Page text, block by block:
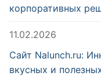
корпоративных
11.02.2026
Сайт Nalunch.ru:
вкусных и